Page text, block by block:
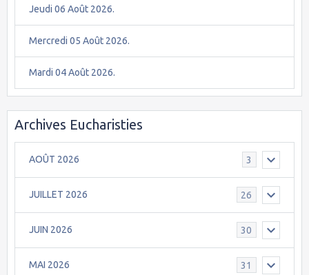
Jeudi 06 Août 2026.
Mercredi 05 Août 2026.
Mardi 04 Août 2026.
Archives Eucharisties
AOÛT 2026 3
JUILLET 2026 26
JUIN 2026 30
MAI 2026 31